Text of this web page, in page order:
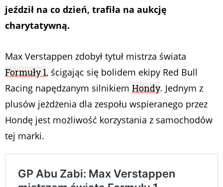
jeździł na co dzień, trafiła na aukcję
charytatywną.
Max Verstappen zdobył tytuł mistrza świata
Formuły 1, ścigając się bolidem ekipy Red Bull
Racing napędzanym silnikiem Hondy. Jednym z
plusów jeżdżenia dla zespołu wspieranego przez
Hondę jest możliwość korzystania z samochodów
tej marki.